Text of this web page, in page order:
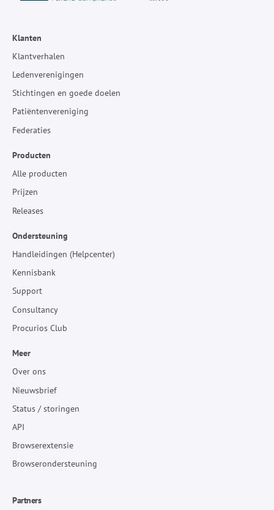
Klanten
Klantverhalen
Ledenverenigingen
Stichtingen en goede doelen
Patiëntenvereniging
Federaties
Producten
Alle producten
Prijzen
Releases
Ondersteuning
Handleidingen (Helpcenter)
Kennisbank
Support
Consultancy
Procurios Club
Meer
Over ons
Nieuwsbrief
Status / storingen
API
Browserextensie
Browserondersteuning
Partners